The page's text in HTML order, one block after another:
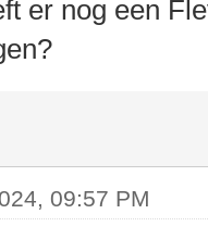
er nog een
09:57 PM